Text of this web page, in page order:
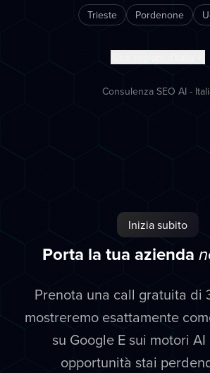
Trieste
Pordenone
Consulenza SEO AI -
Inizia subito
Porta la tua azienda
Prenota una call gratuita di
mostreremo esattamente
su Google E sui motori
opportunità stai